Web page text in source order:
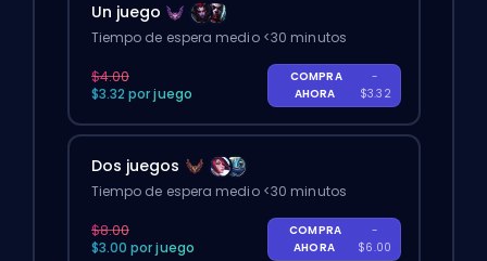
Un juego
Tiempo de espera medio <30 minutos
$4.00
$3.32 por juego
COMPRA
AHORA
-
$3.32
Dos juegos
Tiempo de espera medio <30 minutos
$8.00
$3.00 por juego
COMPRA
AHORA
-
$6.00